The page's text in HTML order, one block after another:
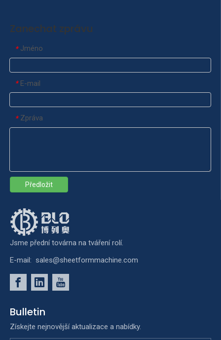
Zanechat zprávu
* Jméno
* E-mail
* Zpráva
Předložit
Jsme přední továrna na tváření rolí.
E-mail: sales@sheetformmachine.com
Bulletin
Získejte nejnovější aktualizace a nabídky.